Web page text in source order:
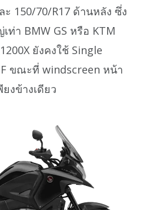
150/70/R17 ด้านหลัง ซึ่ง
ท่า BMW GS หรือ KTM
ยังคงใช้ Single
ขณะที่ windscreen หน้า
งข้างเดียว